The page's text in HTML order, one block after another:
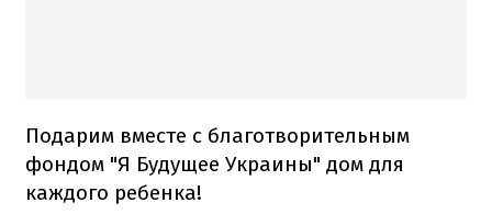
Подарим вместе с благотворительным
фондом "Я Будущее Украины" дом для
каждого ребенка!